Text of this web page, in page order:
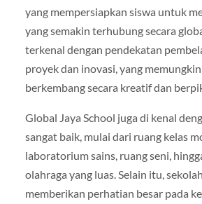
yang mempersiapkan siswa untuk
yang semakin terhubung secara
terkenal dengan pendekatan
proyek dan inovasi, yang
berkembang secara kreatif dan
Global Jaya School juga di kenal
sangat baik, mulai dari ruang kelas
laboratorium sains, ruang seni,
olahraga yang luas. Selain itu,
memberikan perhatian besar pada